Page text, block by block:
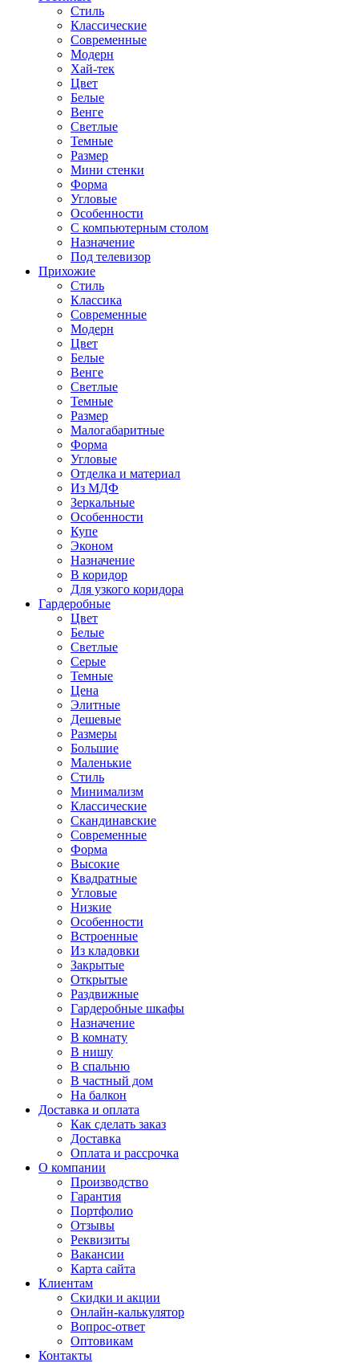
Стиль
Классические
Современные
Модерн
Хай-тек
Цвет
Белые
Венге
Светлые
Темные
Размер
Мини стенки
Форма
Угловые
Особенности
С компьютерным столом
Назначение
Под телевизор
Прихожие
Стиль
Классика
Современные
Модерн
Цвет
Белые
Венге
Светлые
Темные
Размер
Малогабаритные
Форма
Угловые
Отделка и материал
Из МДФ
Зеркальные
Особенности
Купе
Эконом
Назначение
В коридор
Для узкого коридора
Гардеробные
Цвет
Белые
Светлые
Серые
Темные
Цена
Элитные
Дешевые
Размеры
Большие
Маленькие
Стиль
Минимализм
Классические
Скандинавские
Современные
Форма
Высокие
Квадратные
Угловые
Низкие
Особенности
Встроенные
Из кладовки
Закрытые
Открытые
Раздвижные
Гардеробные шкафы
Назначение
В комнату
В нишу
В спальню
В частный дом
На балкон
Доставка и оплата
Как сделать заказ
Доставка
Оплата и рассрочка
О компании
Производство
Гарантия
Портфолио
Отзывы
Реквизиты
Вакансии
Карта сайта
Клиентам
Скидки и акции
Онлайн-калькулятор
Вопрос-ответ
Оптовикам
Контакты